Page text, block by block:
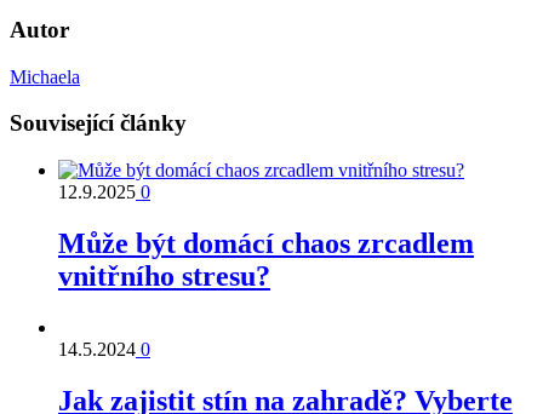
Autor
Michaela
Související články
12.9.2025 0
Může být domácí chaos zrcadlem
vnitřního stresu?
14.5.2024 0
Jak zajistit stín na zahradě? Vyberte